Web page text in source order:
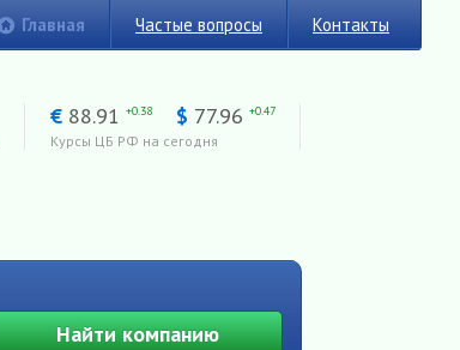
Главная Частые вопросы Контакты
€ 88.91 +0.38 $ 77.96 +0.47
Курсы ЦБ РФ на сегодня
Найтикомпанию